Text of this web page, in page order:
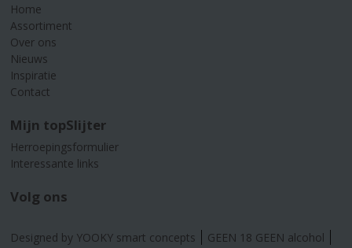
Home
Assortiment
Over ons
Nieuws
Inspiratie
Contact
Mijn topSlijter
Herroepingsformulier
Interessante links
Volg ons
Designed by YOOKY smart concepts GEEN 18 GEEN alcohol